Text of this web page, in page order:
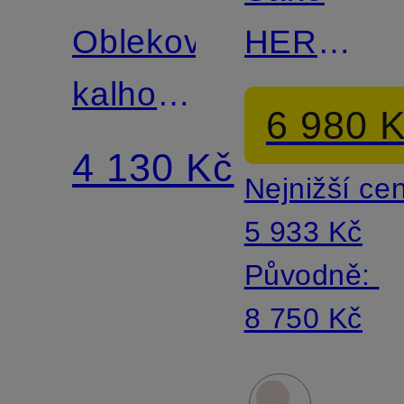
SWEDEN
Oblekové
kalhoty
TENUTA
Extra
4 130 Kč
HERBY
Slim Fit
6 980
Nejnižší
5 933 Kč
Původně:
8 750 Kč